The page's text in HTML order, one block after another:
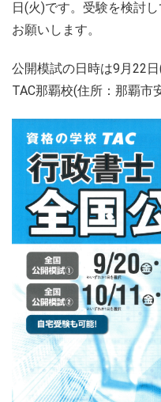
日(火)です。受験を検討
お願いします。
公開模試の日時は9月22
TAC那覇校(住所：那覇市